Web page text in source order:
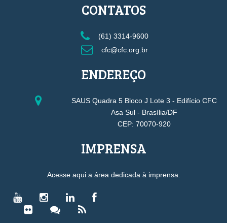
CONTATOS
(61) 3314-9600
cfc@cfc.org.br
ENDEREÇO
SAUS Quadra 5 Bloco J Lote 3 - Edifício CFC
Asa Sul - Brasília/DF
CEP: 70070-920
IMPRENSA
Acesse aqui a área dedicada à imprensa.